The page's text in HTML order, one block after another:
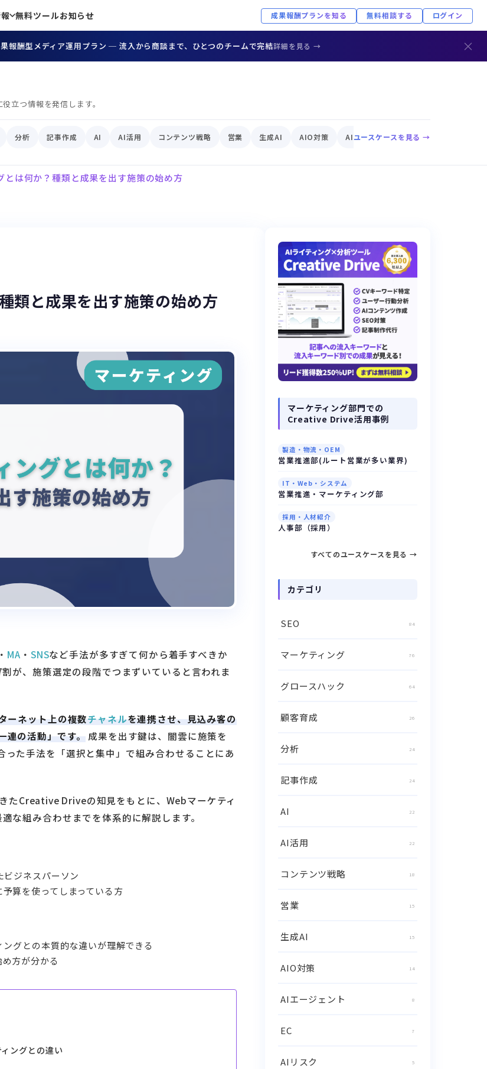
報酬型メディア運用プラン ─ 流入から商談まで、ひとつのチームで完結詳細を見る → ×
無料ツールお知らせ 成果報酬プランを知る 無料相談する ログイン
立つ情報を発信します。
分析 記事作成 AI AI活用 コンテンツ戦略 営業 生成AI AIO対策 AIエージェント EC
ユースケースを見る →
とは何か？種類と成果を出す施策の始め方
類と成果を出す施策の始め方
MA ・ SNSなど手法が多すぎて何から着手すべきか
が、施策選定の段階でつまずいていると言われま
ーネット上の複数チャネルを連携させ、見込み客の
の活動」です。
成果を出す鍵は、闇雲に施策を
た手法を「選択と集中」で組み合わせることにあ
Creative Driveの知見をもとに、Webマーケティ
な組み合わせまでを体系的に解説します。
ジネスパーソン
算を使ってしまっている方
グとの本質的な違いが理解できる
方が分かる
ングとの違い
マーケティング部門での
Creative Drive活用事例
製造・物流・OEM
営業推進部(ルート営業が多い業界)
IT・Web・システム
営業推進・マーケティング部
採用・人材紹介
人事部（採用）
すべてのユースケースを見る →
カテゴリ
SEO 84
マーケティング 76
グロースハック 64
顧客育成 26
分析 24
記事作成 24
AI 22
AI活用 22
コンテンツ戦略 18
営業 15
生成AI 15
AIO対策 14
AIエージェント 8
EC 7
AIリスク 5